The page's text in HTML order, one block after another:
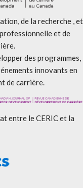
de la recherche , et
et de
des programmes,
innovants en
de carrière.
entre le CERIC et la